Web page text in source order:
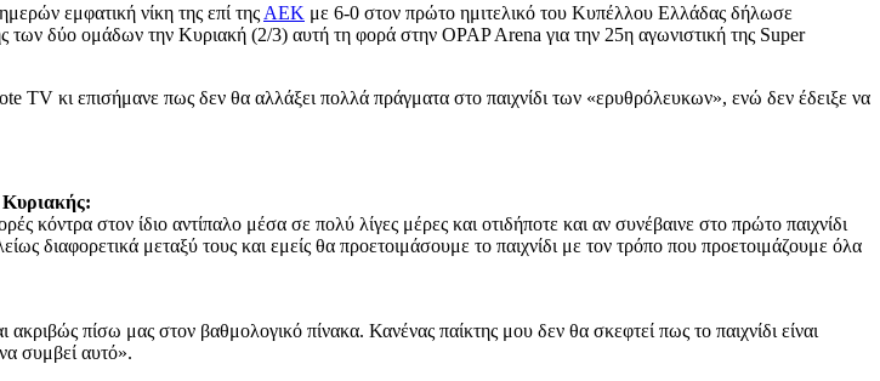
εμφατική νίκη της επί της ΑΕΚ με 6-0 στον πρώτο ημιτελικό του Κυπέλλου Ελλάδας δήλωσε
των δύο ομάδων την Κυριακή (2/3) αυτή τη φορά στην OPAP Arena για την 25η αγωνιστική της Super
κι επισήμανε πως δεν θα αλλάξει πολλά πράγματα στο παιχνίδι των «ερυθρόλευκων», ενώ δεν έδειξε να
Κυριακής:
στον ίδιο αντίπαλο μέσα σε πολύ λίγες μέρες και οτιδήποτε και αν συνέβαινε στο πρώτο παιχνίδι
διαφορετικά μεταξύ τους και εμείς θα προετοιμάσουμε το παιχνίδι με τον τρόπο που προετοιμάζουμε όλα
πίσω μας στον βαθμολογικό πίνακα. Κανένας παίκτης μου δεν θα σκεφτεί πως το παιχνίδι είναι
συμβεί αυτό».